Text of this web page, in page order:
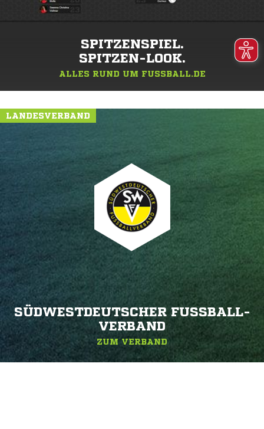
SPITZENSPIEL.
SPITZEN-LOOK.
ALLES RUND UM FUSSBALL.DE
LANDESVERBAND
SÜDWESTDEUTSCHER FUSSBALL-V
ERBAND
ZUM VERBAND